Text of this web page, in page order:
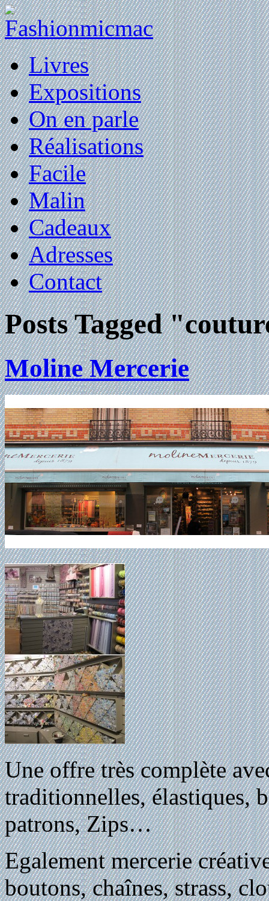
Livres
Expositions
On en parle
Réalisations
Facile
Malin
Cadeaux
Adresses
Contact
Posts Tagged
Moline Mercerie
Une offre très complète
traditionnelles, élastiques,
patrons, Zips…
Egalement mercerie
boutons, chaînes, strass,